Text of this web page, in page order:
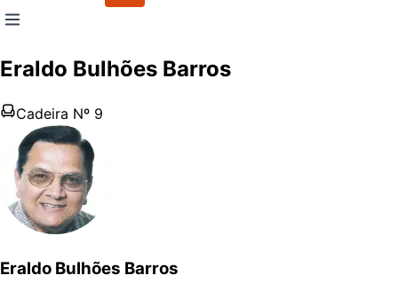
Eraldo Bulhões Barros
Cadeira Nº 9
Eraldo Bulhões Barros